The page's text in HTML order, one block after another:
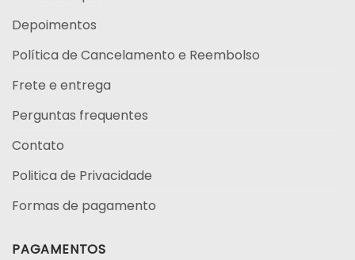
Depoimentos
Política de Cancelamento e Reembolso
Frete e entrega
Perguntas frequentes
Contato
Politica de Privacidade
Formas de pagamento
PAGAMENTOS